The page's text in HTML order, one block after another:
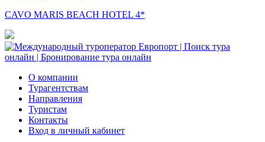
CAVO MARIS BEACH HOTEL 4*
О компании
Турагентствам
Направления
Туристам
Контакты
Вход в личный кабинет